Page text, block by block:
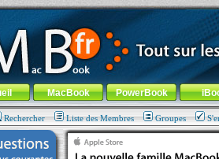
Apple... 100% nomade !
Aller au menu général-Aller au menu de
MacBook PowerBook
Rechercher Liste des Membres Groupes